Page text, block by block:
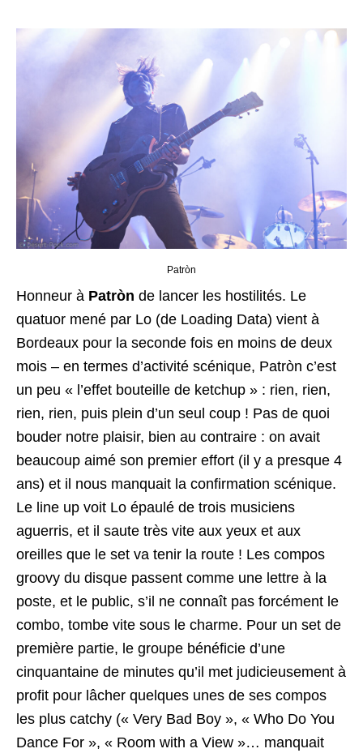
Patròn
Honneur à Patròn de lancer les hostilités. Le
quatuor mené par Lo (de Loading Data) vient à
Bordeaux pour la seconde fois en moins de deux
mois – en termes d’activité scénique, Patròn c’est
un peu « l’effet bouteille de ketchup » : rien, rien,
rien, rien, puis plein d’un seul coup ! Pas de quoi
bouder notre plaisir, bien au contraire : on avait
beaucoup aimé son premier effort (il y a presque 4
ans) et il nous manquait la confirmation scénique.
Le line up voit Lo épaulé de trois musiciens
aguerris, et il saute très vite aux yeux et aux
oreilles que le set va tenir la route ! Les compos
groovy du disque passent comme une lettre à la
poste, et le public, s’il ne connaît pas forcément le
combo, tombe vite sous le charme. Pour un set de
première partie, le groupe bénéficie d’une
cinquantaine de minutes qu’il met judicieusement à
profit pour lâcher quelques unes de ses compos
les plus catchy (« Very Bad Boy », « Who Do You
Dance For », « Room with a View »… manquait